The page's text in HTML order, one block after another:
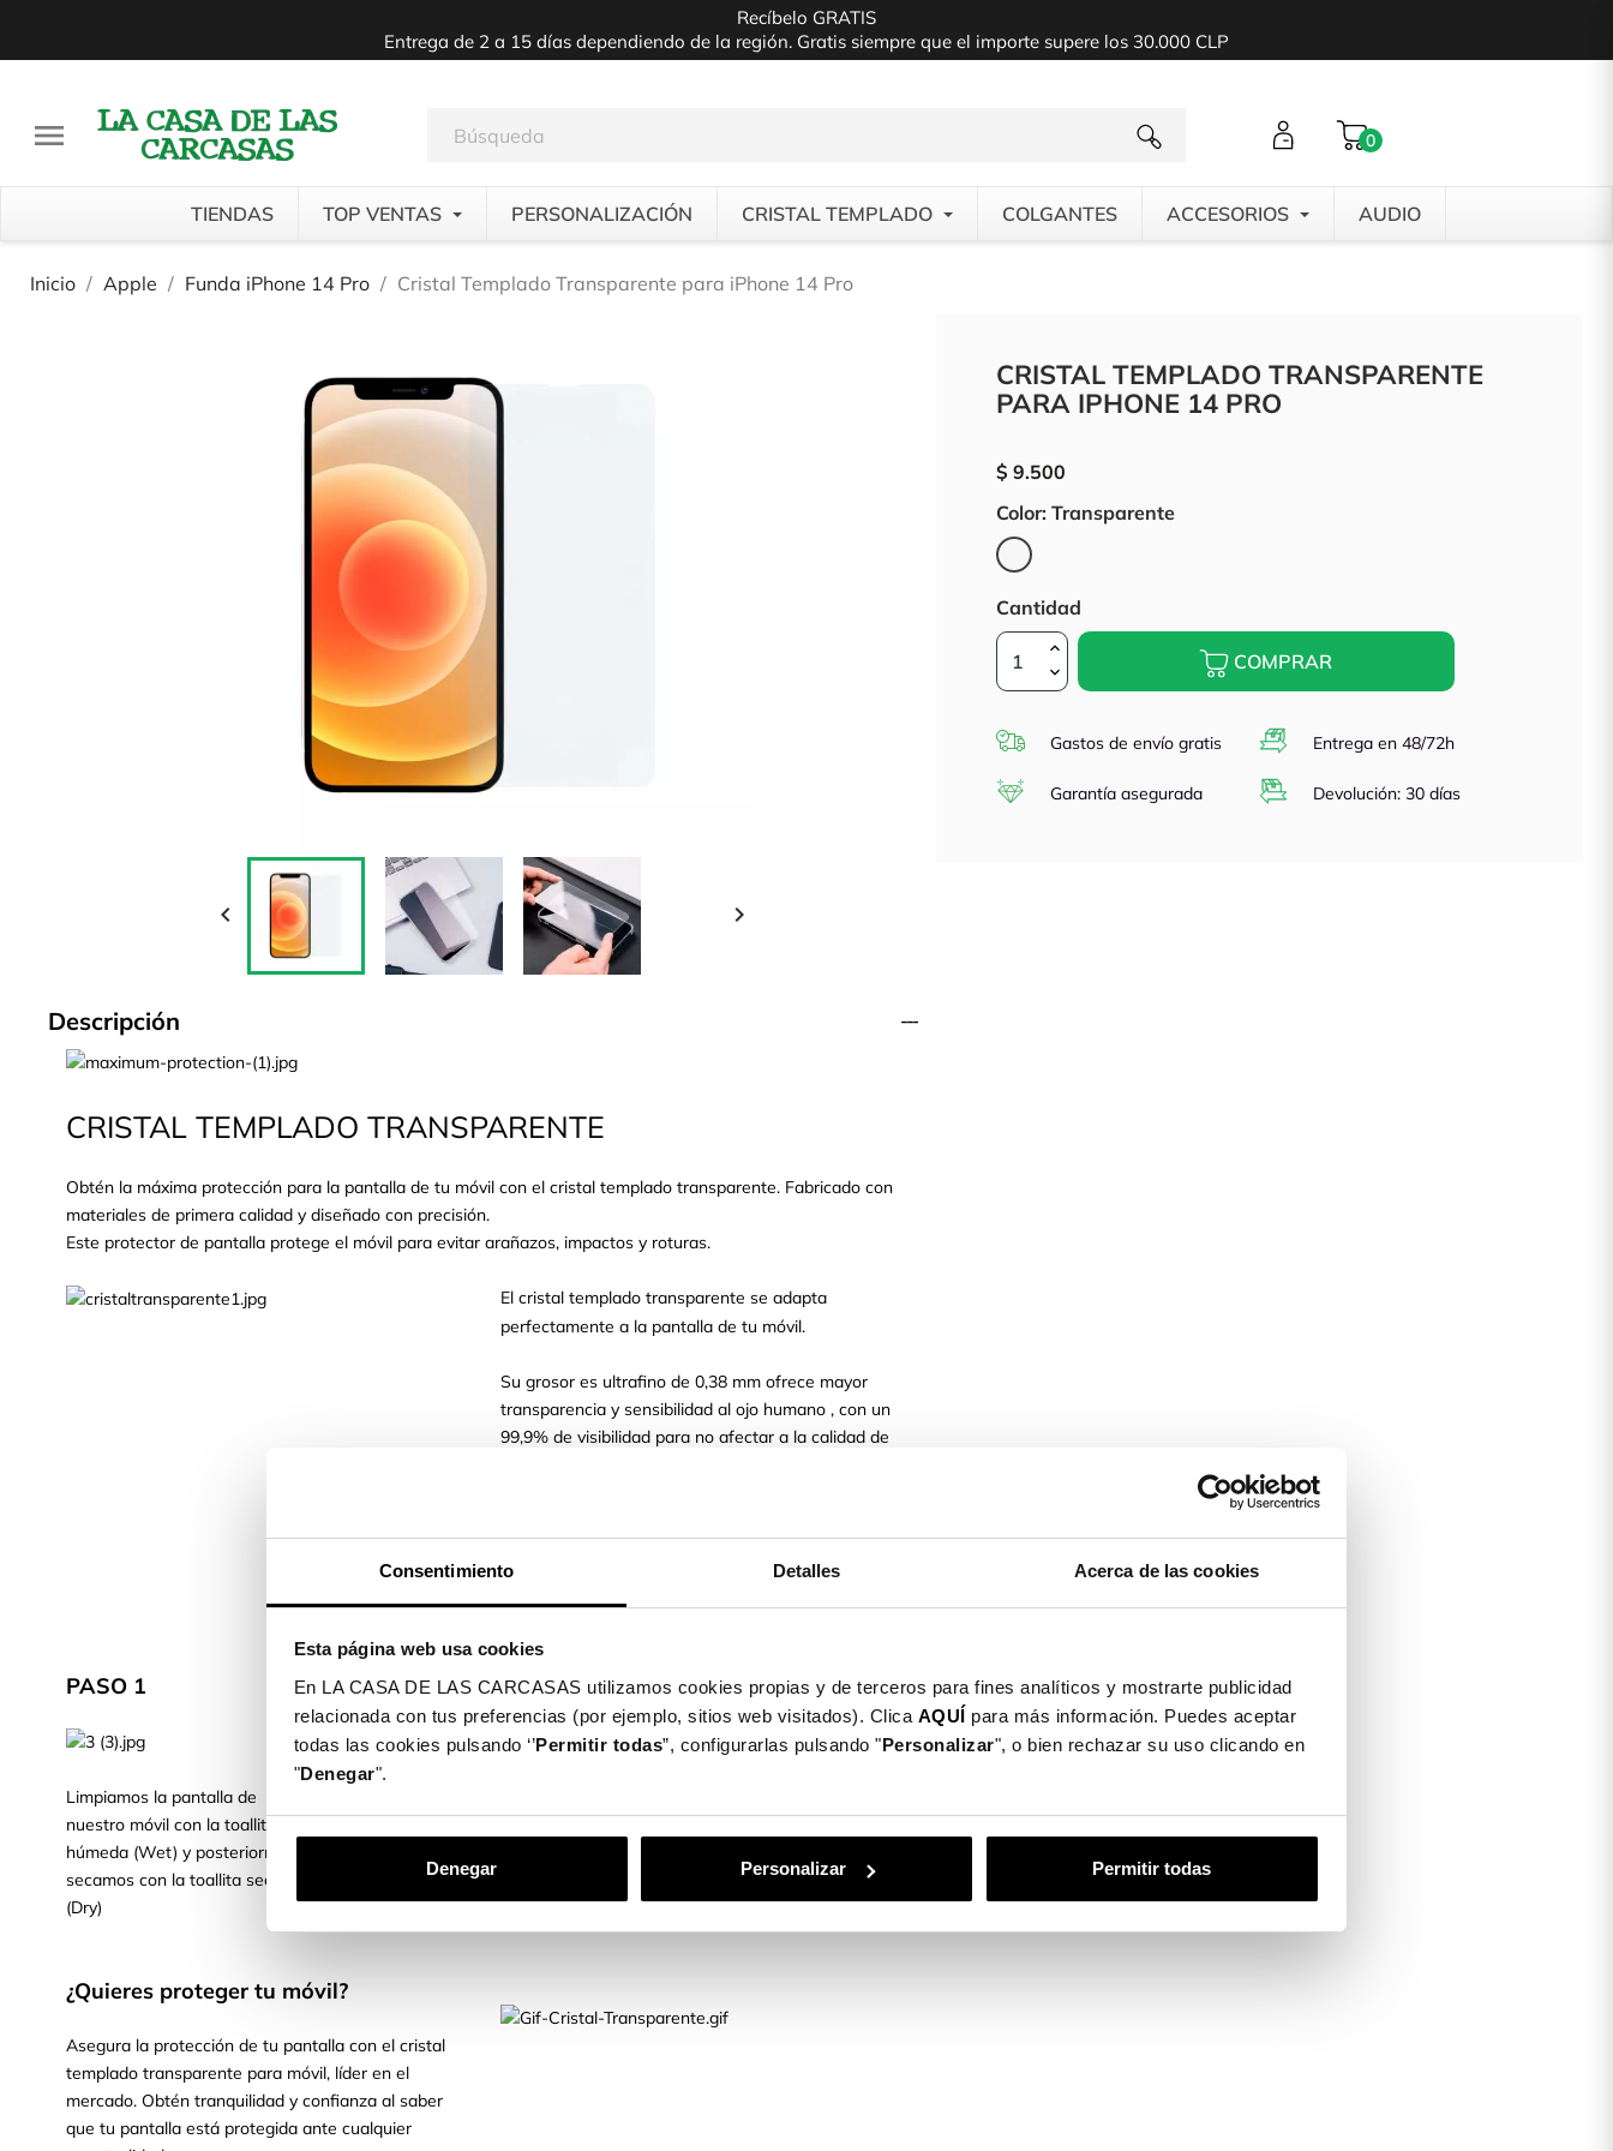
Consentimiento Detalles Acerca de las cookies
Esta página web usa cookies
En LA CASA DE LAS CARCASAS utilizamos cookies propias y de terceros para fines analíticos y mostrarte publicidad
relacionada con tus preferencias (por ejemplo, sitios web visitados). Clica AQUÍ para más información. Puedes aceptar
todas las cookies pulsando ‘’Permitir todas”, configurarlas pulsando "Personalizar", o bien rechazar su uso clicando en
"Denegar".
Denegar Personalizar Permitir todas
Recíbelo GRATIS
Entrega de 2 a 15 días dependiendo de la región. Gratis siempre que el importe supere los 30.000 CLP
 0
TIENDAS TOP VENTAS PERSONALIZACIÓN CRISTAL TEMPLADO COLGANTES ACCESORIOS AUDIO
Inicio Apple Funda iPhone 14 Pro Cristal Templado Transparente para iPhone 14 Pro
 
Descripción
CRISTAL TEMPLADO TRANSPARENTE
Obtén la máxima protección para la pantalla de tu móvil con el cristal templado transparente. Fabricado con
materiales de primera calidad y diseñado con precisión.
Este protector de pantalla protege el móvil para evitar arañazos, impactos y roturas.
El cristal templado transparente se adapta
perfectamente a la pantalla de tu móvil.
Su grosor es ultrafino de 0,38 mm ofrece mayor
transparencia y sensibilidad al ojo humano , con un
99,9% de visibilidad para no afectar a la calidad de
suelen salir en otros protectores.
uso diario.
PASO 1
Limpiamos la pantalla de
nuestro móvil con la toallita
húmeda (Wet) y posteriormente
secamos con la toallita seca
(Dry)
PASO 2
protector, lo ajustamos y lo
dejamos caer suavemente.
PASO 3
posibles burbujas que puedan
aparecer.
¿Quieres proteger tu móvil?
Asegura la protección de tu pantalla con el cristal
templado transparente para móvil, líder en el
mercado. Obtén tranquilidad y confianza al saber
que tu pantalla está protegida ante cualquier
CRISTAL TEMPLADO TRANSPARENTE
PARA IPHONE 14 PRO
$ 9.500
Color: Transparente
Transparente
Cantidad
COMPRAR
Gastos de envío gratis Entrega en 48/72h
Garantía asegurada Devolución: 30 días